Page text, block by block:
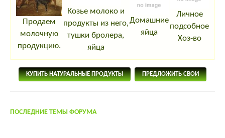
Продаем
молочную
продукцию.
Козье молоко и
продукты из него,
тушки бролера,
яйца
Домашние
яйца
Личное
подсобное
Хоз-во
КУПИТЬ НАТУРАЛЬНЫЕ ПРОДУКТЫ ПРЕДЛОЖИТЬ СВОИ
ПОСЛЕДНИЕ ТЕМЫ ФОРУМА